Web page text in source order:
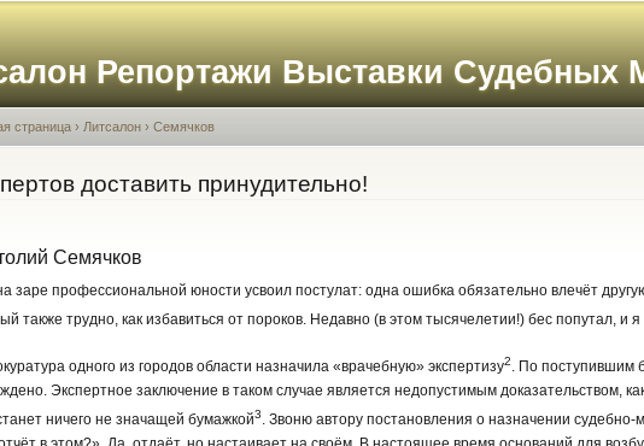
Репортажи Выставки Судебных
страница › Литсалон › Семячков
доставить принудительно!
Семячков
заре профессиональной юности усвоил постулат: одна ошибка обязательно влечёт
также трудно, как избавиться от пороков. Недавно (в этом тысячелетии!) бес попутал, и
одного из городов области назначила «врачебную» экспертизу2
. По поступившим
Экспертное заключение в таком случае является недопустимым доказательством,
ничего не значащей бумажкой3
. Звоню автору постановления о назначении